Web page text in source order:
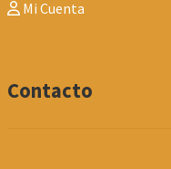
Mi Cuenta
Contacto